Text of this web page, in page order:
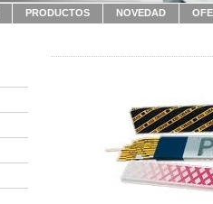
PRODUCTOS NOVEDAD